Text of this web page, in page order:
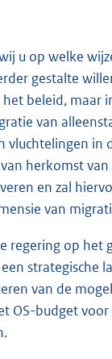
u op welke
gestalte
beleid, maar
van
vluchtelingen
herkomst
en zal
van
regering op
van de
OS-budget